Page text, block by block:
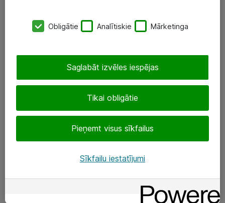
SIA „ATEA”
+(371) 67 81 90 50
eShop@atea.lv
Sekojiet mums
Obligātie Analītiskie Mārketinga
Tikai obligātie
Pieņemt visus sīkfailus
Saglabāt izvēles iespējas
Sīkfailu iestatījumi